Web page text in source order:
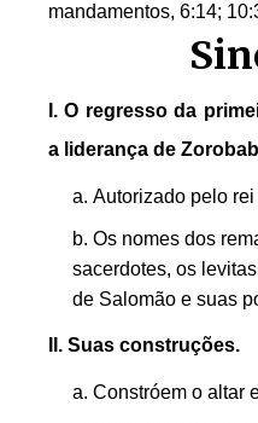
mandamentos, 6:14;
I. O regresso da
a liderança de
Autorizado pelo rei
Os nomes dos
sacerdotes, os
de Salomão e suas
II. Suas construções.
Constróem o altar